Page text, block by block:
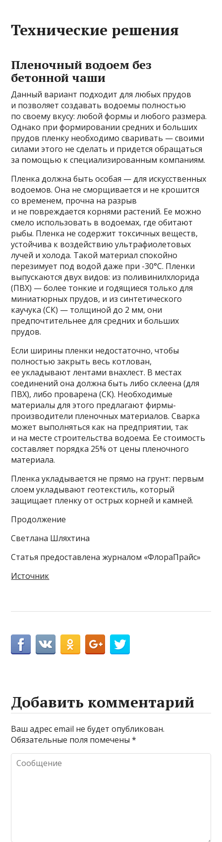
Технические решения
Пленочный водоем без
бетонной чаши
Данный вариант подходит для любых прудов
и позволяет создавать водоемы полностью
по своему вкусу: любой формы и любого размера.
Однако при формировании средних и больших
прудов пленку необходимо сваривать — своими
силами этого не сделать и придется обращаться
за помощью к специализированным компаниям.
Пленка должна быть особая — для искусственных
водоемов. Она не сморщивается и не крошится
со временем, прочна на разрыв
и не повреждается корнями растений. Ее можно
смело использовать в водоемах, где обитают
рыбы. Пленка не содержит токсичных веществ,
устойчива к воздействию ультрафиолетовых
лучей и холода. Такой материал спокойно
перезимует под водой даже при -30°С. Пленки
выпускаются двух видов: из поливинилхлорида
(ПВХ) — более тонкие и годящиеся только для
миниатюрных прудов, и из синтетического
каучука (СК) — толщиной до 2 мм, они
предпочтительнее для средних и больших
прудов.
Если ширины пленки недостаточно, чтобы
полностью закрыть весь котлован,
ее укладывают лентами внахлест. В местах
соединений она должна быть либо склеена (для
ПВХ), либо проварена (СК). Необходимые
материалы для этого предлагают фирмы-
производители пленочных материалов. Сварка
может выполняться как на предприятии, так
и на месте строительства водоема. Ее стоимость
составляет порядка 25% от цены пленочного
материала.
Пленка укладывается не прямо на грунт: первым
слоем укладывают геотекстиль, который
защищает пленку от острых корней и камней.
Продолжение
Светлана Шляхтина
Статья предоставлена журналом «ФлораПрайс»
Источник
Добавить комментарий
Ваш адрес email не будет опубликован.
Обязательные поля помечены*